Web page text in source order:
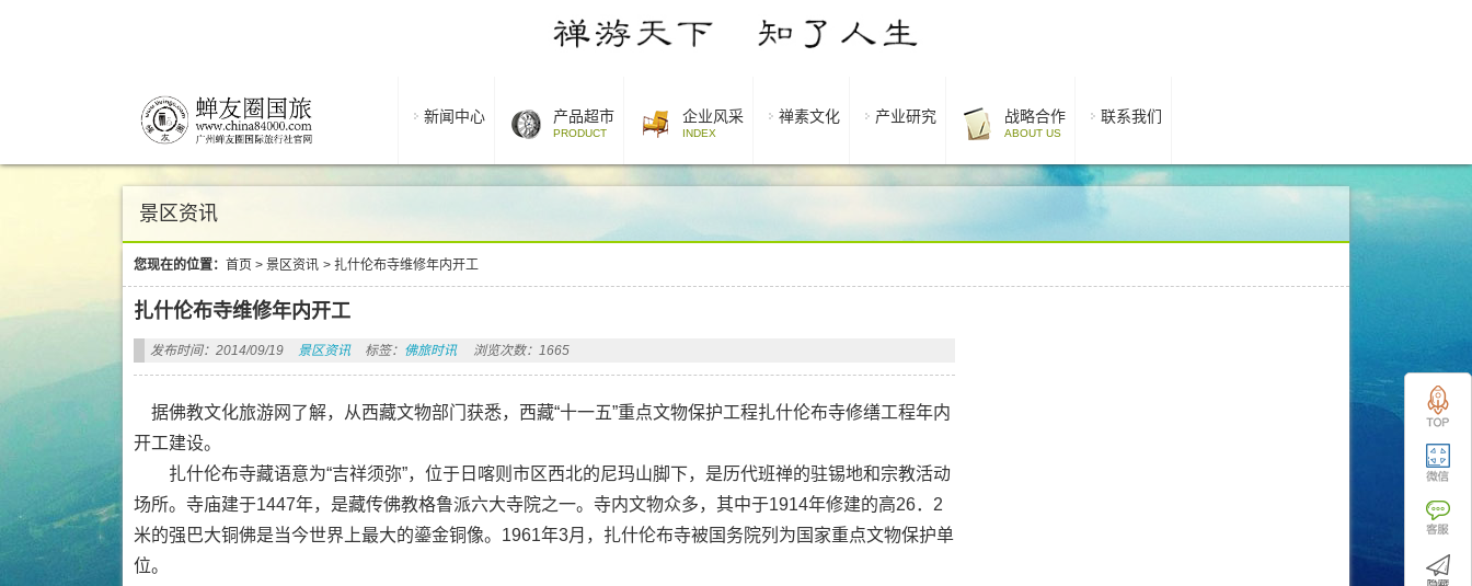
新闻中心 产品超市
PRODUCT
企业风采
INDEX
禅素文化 产业研究 战略合作
ABOUT US
联系我们
景区资讯
您现在的位置： 首页 > 景区资讯 > 扎什伦布寺维修年内开工
扎什伦布寺维修年内开工
发布时间：2014/09/19 景区资讯 标签： 佛旅时讯 浏览次数：1665
据佛教文化旅游网了解，从西藏文物部门获悉，西藏“十一五”重点文物保护工程扎什伦布寺修缮工程年内
开工建设。
扎什伦布寺藏语意为“吉祥须弥”，位于日喀则市区西北的尼玛山脚下，是历代班禅的驻锡地和宗教活动
场所。寺庙建于1447年，是藏传佛教格鲁派六大寺院之一。寺内文物众多，其中于1914年修建的高26．2
米的强巴大铜佛是当今世界上最大的鎏金铜像。1961年3月，扎什伦布寺被国务院列为国家重点文物保护单
位。